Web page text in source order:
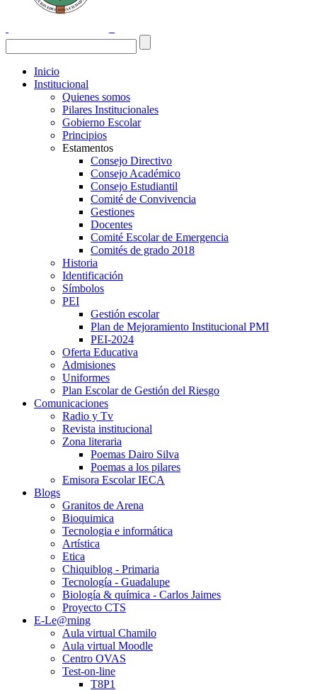
Inicio
Institucional
Quienes somos
Pilares Institucionales
Gobierno Escolar
Principios
Estamentos
Consejo Directivo
Consejo Académico
Consejo Estudiantil
Comité de Convivencia
Gestiones
Docentes
Comité Escolar de Emergencia
Comités de grado 2018
Historia
Identificación
Símbolos
PEI
Gestión escolar
Plan de Mejoramiento Institucional PMI
PEI-2024
Oferta Educativa
Admisiones
Uniformes
Plan Escolar de Gestión del Riesgo
Comunicaciones
Radio y Tv
Revista institucional
Zona literaria
Poemas Dairo Silva
Poemas a los pilares
Emisora Escolar IECA
Blogs
Granitos de Arena
Bioquimica
Tecnologia e informática
Artística
Etica
Chiquiblog - Primaria
Tecnología - Guadalupe
Biología & química - Carlos Jaimes
Proyecto CTS
E-Le@rning
Aula virtual Chamilo
Aula virtual Moodle
Centro OVAS
Test-on-line
T8P1